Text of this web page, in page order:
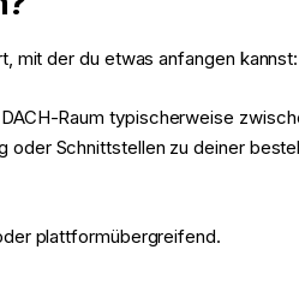
der du etwas anfangen
Raum typischerweise
Schnittstellen zu deiner
plattformübergreifend.